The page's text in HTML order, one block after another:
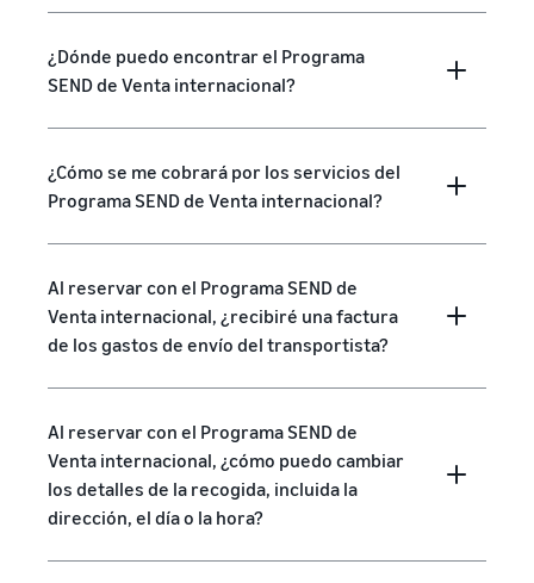
¿Dónde puedo encontrar el Programa
SEND de Venta internacional?
¿Cómo se me cobrará por los servicios del
Programa SEND de Venta internacional?
Al reservar con el Programa SEND de
Venta internacional, ¿recibiré una factura
de los gastos de envío del transportista?
Al reservar con el Programa SEND de
Venta internacional, ¿cómo puedo cambiar
los detalles de la recogida, incluida la
dirección, el día o la hora?